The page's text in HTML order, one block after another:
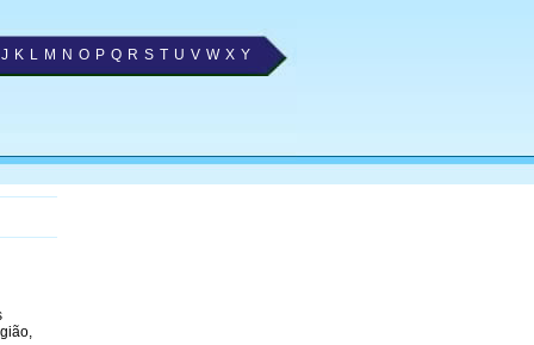
J K L M N O P Q R S T U V W X Y